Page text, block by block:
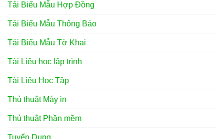
Tải Biểu Mẫu Hợp Đồng
Tải Biểu Mẫu Thông Báo
Tải Biểu Mẫu Tờ Khai
Tài Liệu học lập trình
Tài Liệu Học Tập
Thủ thuật Máy in
Thủ thuật Phần mềm
Tuyển Dụng